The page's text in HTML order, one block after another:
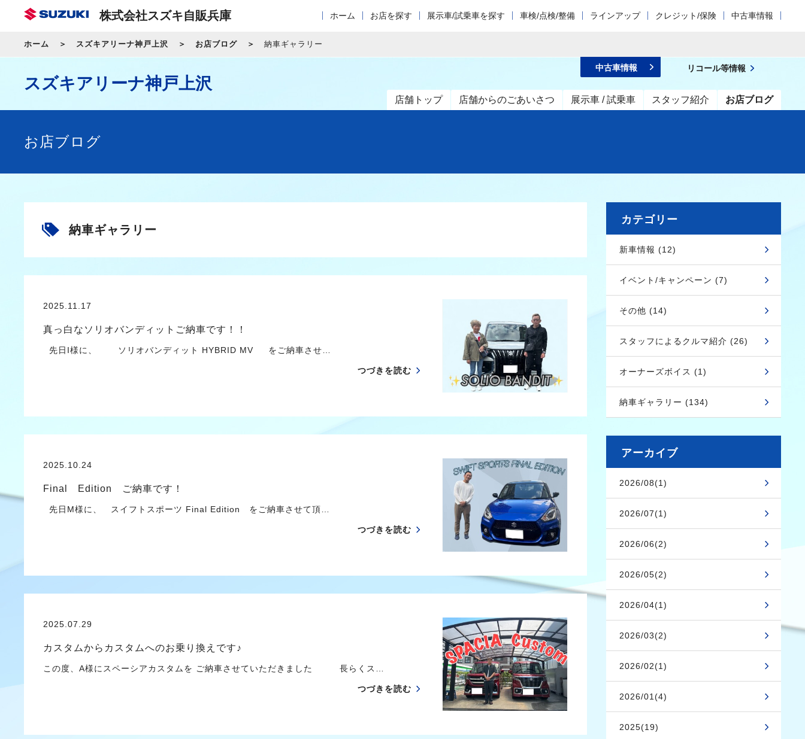
株式会社スズキ自販兵庫 ホーム お店を探す 展示車/試乗車を探す 車検/点検/整備 ラインアップ クレジット/保険 中古車情報
ホーム スズキアリーナ神戸上沢 お店ブログ 納車ギャラリー
スズキアリーナ神戸上沢
店舗トップ 店舗からのごあいさつ 展示車 / 試乗車 スタッフ紹介 お店ブログ
中古車情報 リコール等情報
お店ブログ
納車ギャラリー
2025.11.17
真っ白なソリオバンディットご納車です！！
先日I様に、 ソリオバンディット HYBRID MV をご納車させ…
つづきを読む
2025.10.24
Final Edition ご納車です！
先日M様に、 スイフトスポーツ Final Edition をご納車させて頂…
つづきを読む
2025.07.29
カスタムからカスタムへのお乗り換えです♪
この度、A様にスペーシアカスタムを ご納車させていただきました 長らくス…
つづきを読む
カテゴリー
新車情報 (12)
イベント/キャンペーン (7)
その他 (14)
スタッフによるクルマ紹介 (26)
オーナーズボイス (1)
納車ギャラリー (134)
アーカイブ
2026/08(1)
2026/07(1)
2026/06(2)
2026/05(2)
2026/04(1)
2026/03(2)
2026/02(1)
2026/01(4)
2025(19)